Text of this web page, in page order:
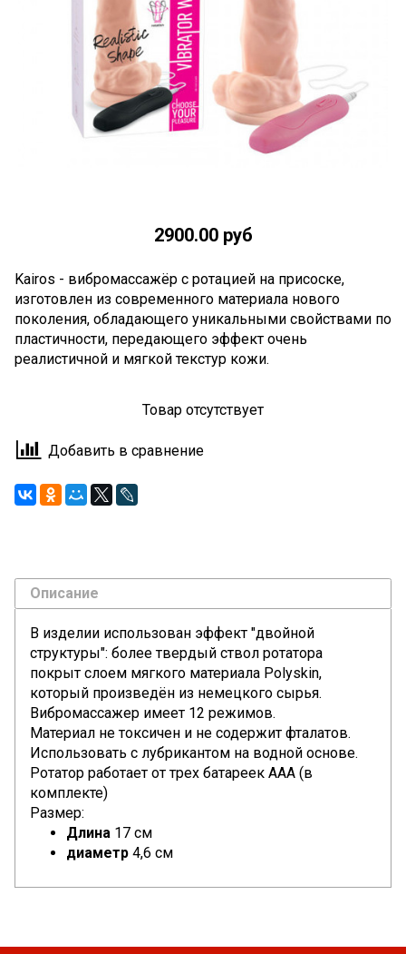
2900.00 руб
Kairos - вибромассажёр с ротацией на присоске,
изготовлен из современного материала нового
поколения, обладающего уникальными свойствами по
пластичности, передающего эффект очень
реалистичной и мягкой текстур кожи.
Товар отсутствует
Добавить в сравнение
Описание
В изделии использован эффект "двойной
структуры": более твердый ствол ротатора
покрыт слоем мягкого материала Polyskin,
который произведён из немецкого сырья.
Вибромассажер имеет 12 режимов.
Материал не токсичен и не содержит фталатов.
Использовать с лубрикантом на водной основе.
Ротатор работает от трех батареек ААА (в
комплекте)
Размер:
Длина 17 см
диаметр 4,6 см